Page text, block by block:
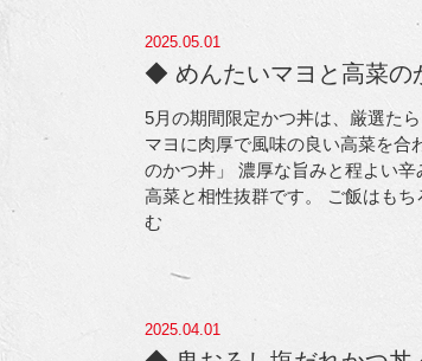
2025.05.01
◆ めんたいマヨと高菜
5月の期間限定かつ丼は、厳選た
マヨに肉厚で風味の良い高菜を合
のかつ丼」
濃厚な旨みと程よい
高菜と相性抜群です。 ご飯はもち
む
2025.04.01